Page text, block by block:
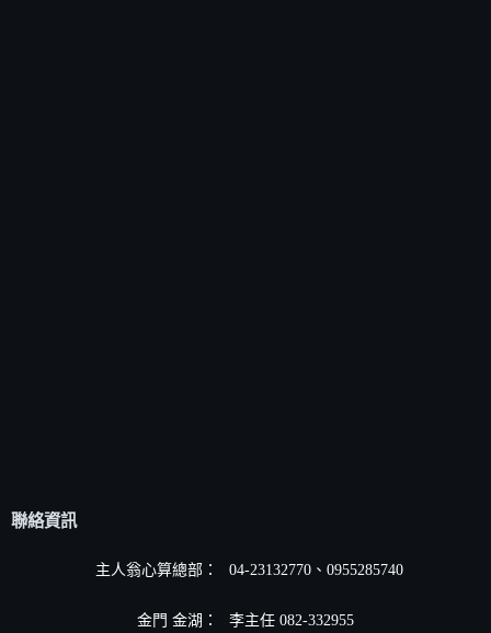
聯絡資訊
主人翁心算總部： 04-23132770、0955285740
金門 金湖： 李主任 082-332955